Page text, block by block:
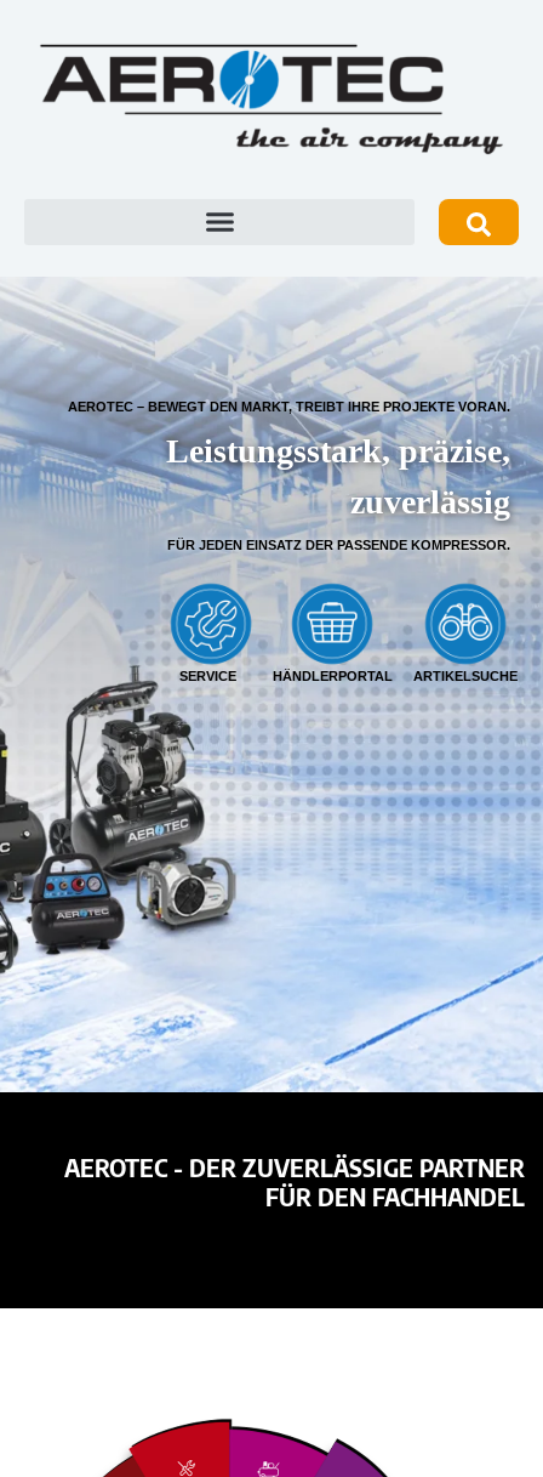
FÜR JEDEN EINSATZ DER PASSENDE KOMPRESSOR.
SERVICE
Leistungsstark, präzise,
zuverlässig
AEROTEC – BEWEGT DEN MARKT, TREIBT IHRE PROJEKTE VORAN.
HÄNDLERPORTAL ARTIKELSUCHE
AEROTEC - DER ZUVERLÄSSIGE PARTNER
FÜR DEN FACHHANDEL